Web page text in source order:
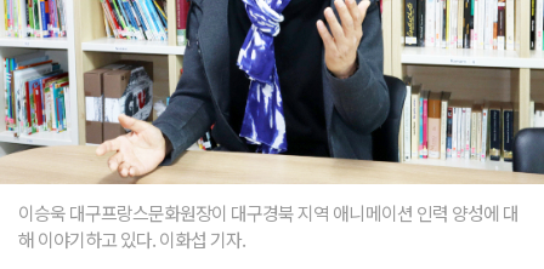
이승욱 대구프랑스문화원장이 대구경북 지역 애니메이션 인력 양성에 대
해 이야기하고 있다. 이화섭 기자.